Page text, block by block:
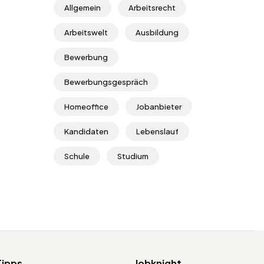
Allgemein Arbeitsrecht
Arbeitswelt Ausbildung
Bewerbung
Bewerbungsgespräch
Homeoffice Jobanbieter
Kandidaten Lebenslauf
Schule Studium